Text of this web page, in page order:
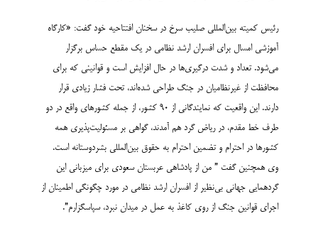
رئیس کمیته بین‌المللی صلیب سرخ در سخنان افتتاحیه خود گفت: «کارگاه
آموزشی امسال برای افسران ارشد نظامی در یک مقطع حساس برگزار
می‌شود. تعداد و شدت درگیری‌ها در حال افزایش است و قوانینی که برای
محافظت از غیرنظامیان در جنگ طراحی شده‌اند، تحت فشار زیادی قرار
دارند. این واقعیت که نمایندگانی از ۹۰ کشور، از جمله کشورهای واقع در دو
طرف خط مقدم، در ریاض گرد هم آمدند، گواهی بر مسئولیت‌پذیری همه
کشورها در احترام و تضمین احترام به حقوق بین‌المللی بشردوستانه است.
وی همچنین گفت ” من از پادشاهی عربستان سعودی برای میزبانی این
گردهمایی جهانی بی‌نظیر از افسران ارشد نظامی در مورد چگونگی اطمینان از
اجرای قوانین جنگ از روی کاغذ به عمل در میدان نبرد، سپاسگزارم”.